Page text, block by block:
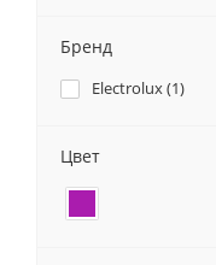
Бренд
Electrolux (1)
Цвет